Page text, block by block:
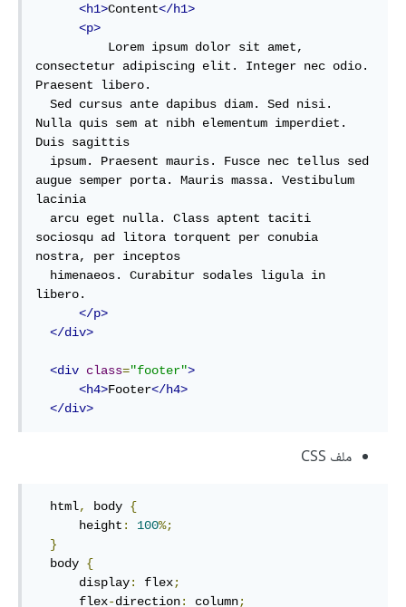
<h1>Content</h1>
<p>
consectetur adipiscing elit. Integer nec odio.
Praesent libero.
Nulla quis sem at nibh elementum imperdiet.
Duis sagittis
augue semper porta. Mauris massa. Vestibulum
lacinia
sociosqu ad litora torquent per conubia
nostra, per inceptos
libero.
</p>
</div>
<div class="footer">
<h4>Footer</h4>
</div>
ملف CSS
  html
, body {
      height
: 100%;
}
  body
{
      display
: flex;
      flex
-direction: column;